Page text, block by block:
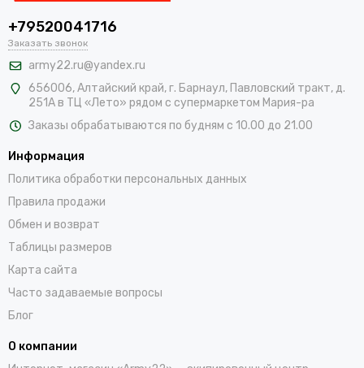
+79520041716
Заказать звонок
army22.ru@yandex.ru
656006, Алтайский край,г. Барнаул, Павловский тракт, д.
251А в ТЦ «Лето» рядом с супермаркетом Мария-ра
Заказы обрабатываются по будням с 10.00 до 21.00
Информация
Политика обработки персональных данных
Правила продажи
Обмен и возврат
Таблицы размеров
Карта сайта
Часто задаваемые вопросы
Блог
О компании